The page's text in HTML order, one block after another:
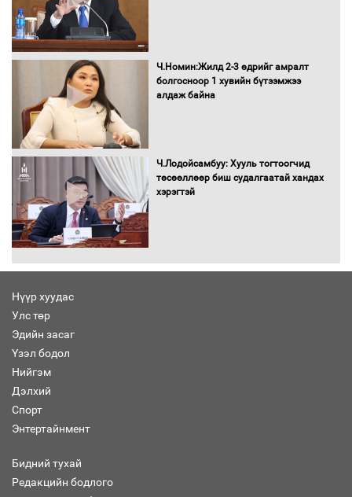
худалдан авах журмыг баталлаа
шилжиж, найр наадам, зөвлөгөөн,
гадаад томилолтыг хориглолоо
Ч.Номин:Жилд 2-3 өдрийг амралт
болгосноор 1 хувийн бүтээмжээ
алдаж байна
Ч.Лодойсамбуу: Хууль тогтоогчид
төсөөллөөр биш судалгаатай хандах
хэрэгтэй
Нүүр хуудас
Улс төр
Эдийн засаг
Үзэл бодол
Нийгэм
Дэлхий
Спорт
Энтертайнмент
Бидний тухай
Редакцийн бодлого